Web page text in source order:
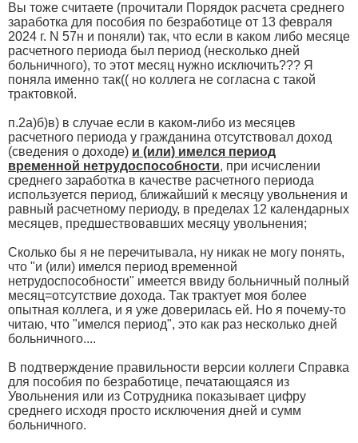
Вы тоже считаете (прочитали Порядок расчета среднего
заработка для пособия по безработице от 13 февраля
2024 г. N 57н и поняли) так, что если в каком либо месяце
расчетного периода был период (несколько дней
больничного), то этот месяц нужно исключить??? Я
поняла именно так(( но коллега не согласна с такой
трактовкой.
п.2а)б)в) в случае если в каком-либо из месяцев
расчетного периода у гражданина отсутствовал доход
(сведения о доходе) и (или) имелся период
временной нетрудоспособности, при исчислении
среднего заработка в качестве расчетного периода
используется период, ближайший к месяцу увольнения и
равный расчетному периоду, в пределах 12 календарных
месяцев, предшествовавших месяцу увольнения;
Сколько бы я не перечитывала, ну никак не могу понять,
что "и (или) имелся период временной
нетрудоспособности" имеется ввиду больничный полный
месяц=отсутствие дохода. Так трактует моя более
опытная коллега, и я уже доверилась ей. Но я почему-то
читаю, что "имелся период", это как раз несколько дней
больничного....
В подтверждение правильности версии коллеги Справка
для пособия по безработице, печатающаяся из
Увольнения или из Сотрудника показывает цифру
среднего исходя просто исключения дней и сумм
больничного.